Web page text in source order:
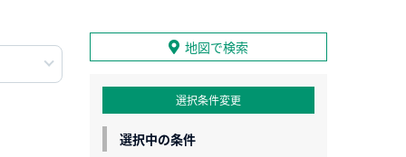
地図で検索
選択条件変更
選択中の条件